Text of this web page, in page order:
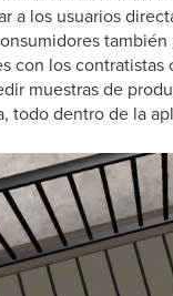
a los usuarios
con los
muestras de
todo dentro de la